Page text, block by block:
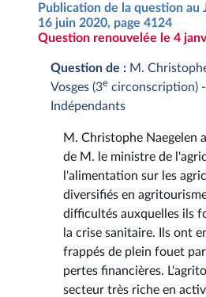
Publication de la question au
16 juin 2020, page 4124
Question renouvelée le 4
Question de : M.
Vosges (3e circonscription)
Indépendants
M. Christophe Naegelen
de M. le ministre de
l'alimentation sur les
diversifiés en
difficultés auxquelles ils
la crise sanitaire. Ils ont
frappés de plein fouet
pertes financières.
secteur très riche en